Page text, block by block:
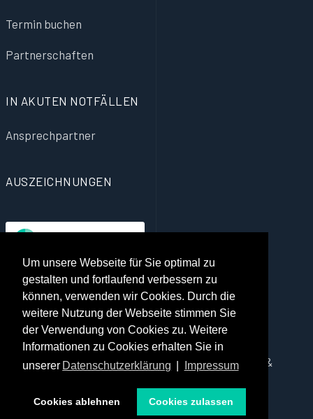
Um unsere Webseite für Sie optimal zu
gestalten und fortlaufend verbessern zu
können, verwenden wir Cookies. Durch die
weitere Nutzung der Webseite stimmen Sie
der Verwendung von Cookies zu. Weitere
Informationen zu Cookies erhalten Sie in
unserer Datenschutzerklärung Impressum
Cookies ablehnen Cookies zulassen
Termin buchen
Partnerschaften
IN AKUTEN NOTFÄLLEN
Ansprechpartner
AUSZEICHNUNGEN
Jameda Auszeichnung für die beste Qualität der
Gesundheitsversorgung, basierend auf echten
Erfahrungsberichten von Patienten.
Copyright © 2026 Dr. Viola Kappel Psychotherapie &